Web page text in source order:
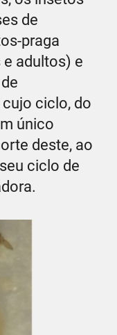
de
praga
e adultos) e
ciclo, do
único
deste, ao
ciclo de